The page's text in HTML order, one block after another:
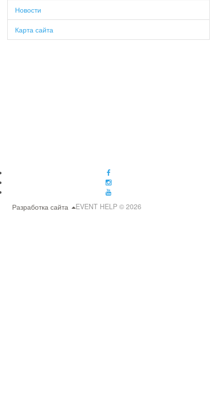
Новости
Карта сайта
EVENT HELP © 2026
Разработка сайта